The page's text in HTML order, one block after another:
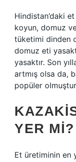
Hindistan’daki
koyun, domuz
tüketimi dinden
domuz eti
yasaktır. Son
artmış olsa da,
popüler
YER MI?
Et üretiminin en